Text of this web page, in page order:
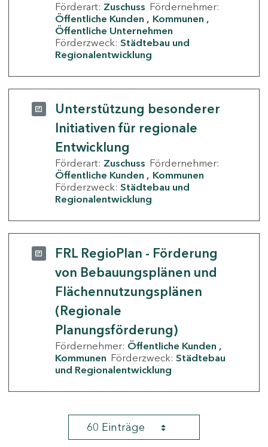
Förderart: Zuschuss Fördernehmer:
Öffentliche Kunden
Kommunen
Öffentliche Unternehmen
Förderzweck: Städtebau und
Regionalentwicklung
Unterstützung besonderer
Initiativen für regionale
Entwicklung
Förderart: Zuschuss Fördernehmer:
Öffentliche Kunden
Kommunen
Förderzweck: Städtebau und
Regionalentwicklung
FRL RegioPlan - Förderung
von Bebauungsplänen und
Flächennutzungsplänen
(Regionale
Planungsförderung)
Fördernehmer: Öffentliche Kunden
Kommunen Förderzweck: Städtebau
und Regionalentwicklung
60 Einträge